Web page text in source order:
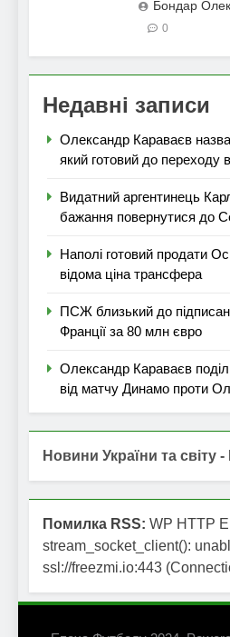
Бондар
0
Недавні записи
Олександр Караваєв
який готовий до переходу
Видатний аргентинець
бажання повернутися до
Наполі готовий продати
відома ціна трансфера
ПСЖ близький до
Франції за 80 млн євро
Олександр Караваєв
від матчу Динамо проти
Новини України та світу
Помилка RSS: WP HTTP
stream_socket_client():
ssl://freezmi.io:443